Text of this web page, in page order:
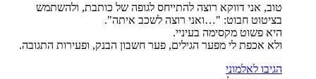
טוב, אני דווקא רוצה להתייחס לגופה של כותבת, ולהשתמש
בציטוט חבוט: "…ואני רוצה לשכב איתה".
היא פשוט מקסימה בעיניי.
ולא אכפת לי מפער הגילים, פער חשבון הבנק, ופעירות התגובה.
הגיבו לאלמוני